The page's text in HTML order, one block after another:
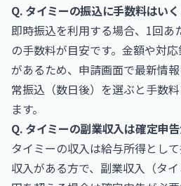
Q. タイミーの振込に手数料はい
即時振込を利用する場合、1回あ
の手数料が目安です。金額や対
があるため、申請画面で最新情
常振込（数日後）を選ぶと手数
ます。
Q. タイミーの副業収入は確定申
タイミーの収入は給与所得とし
収入がある方で、副業収入（タ